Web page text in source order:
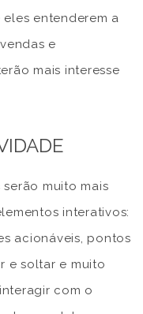
entenderem a
e
mais interesse
muito mais
interativos:
acionáveis, pontos
e soltar e muito
com o